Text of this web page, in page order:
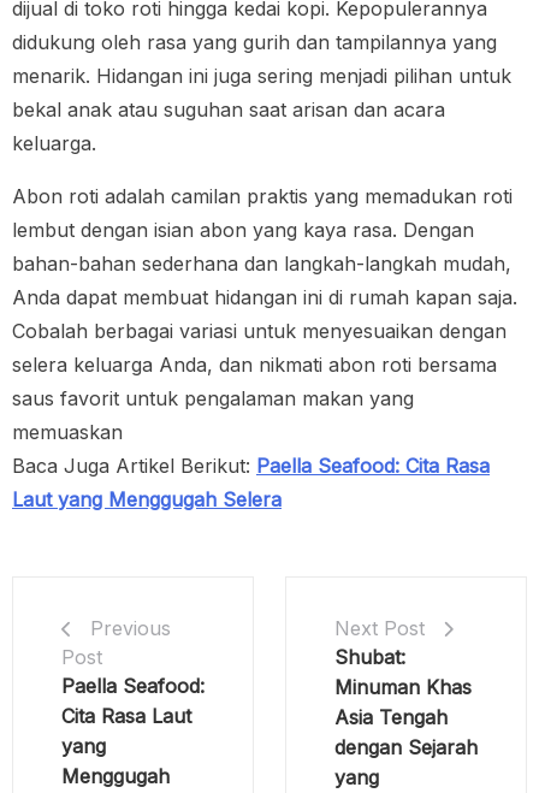
dijual di toko roti hingga kedai kopi. Kepopulerannya
didukung oleh rasa yang gurih dan tampilannya yang
menarik. Hidangan ini juga sering menjadi pilihan untuk
bekal anak atau suguhan saat arisan dan acara
keluarga.
Abon roti adalah camilan praktis yang memadukan roti
lembut dengan isian abon yang kaya rasa. Dengan
bahan-bahan sederhana dan langkah-langkah mudah,
Anda dapat membuat hidangan ini di rumah kapan saja.
Cobalah berbagai variasi untuk menyesuaikan dengan
selera keluarga Anda, dan nikmati abon roti bersama
saus favorit untuk pengalaman makan yang
memuaskan
Baca Juga Artikel Berikut: Paella Seafood: Cita Rasa
Laut yang Menggugah Selera
Previous
Post
Paella Seafood:
Cita Rasa Laut
yang
Menggugah
Next Post
Shubat:
Minuman Khas
Asia Tengah
dengan Sejarah
yang